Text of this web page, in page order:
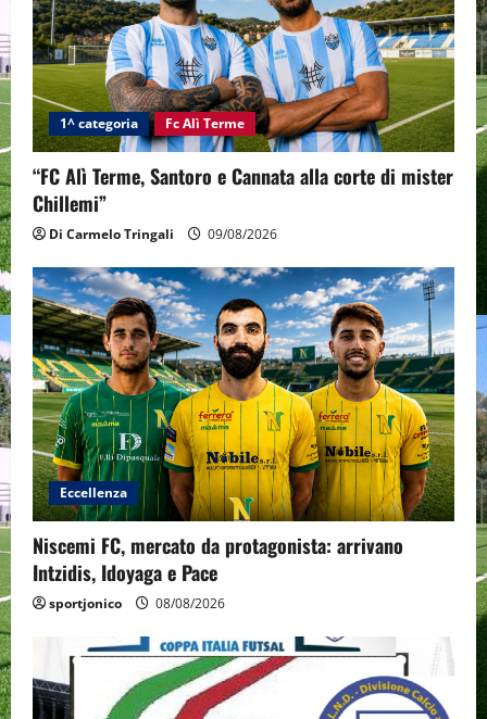
1^ categoria Fc Alì Terme
“FC Alì Terme, Santoro e Cannata alla corte di mister
Chillemi”
Di Carmelo Tringali 09/08/2026
Eccellenza
Niscemi FC, mercato da protagonista: arrivano
Intzidis, Idoyaga e Pace
sportjonico 08/08/2026